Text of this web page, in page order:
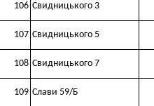
106 Свидницького 3
107 Свидницького 5
108 Свидницького 7
109 Слави 59/Б